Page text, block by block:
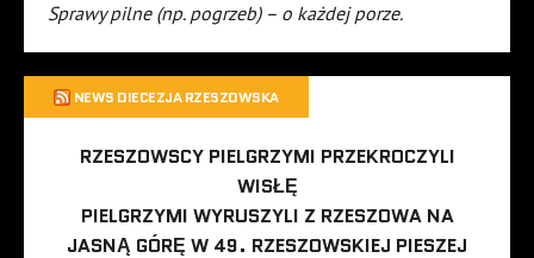
Sprawy pilne (np. pogrzeb) – o każdej porze.
NEWS DIECEZJA RZESZOWSKA
RZESZOWSCY PIELGRZYMI PRZEKROCZYLI
WISŁĘ
PIELGRZYMI WYRUSZYLI Z RZESZOWA NA
JASNĄ GÓRĘ W 49. RZESZOWSKIEJ PIESZEJ